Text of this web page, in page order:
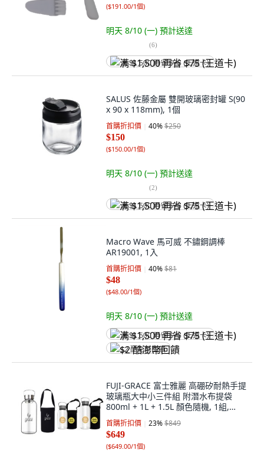
($191.00/1個)
明天 8/10 (一) 預計送達
(6)
满 $1,500 再省 $75 (王道卡)
SALUS 佐藤金屬 雙開玻璃密封罐 S(90
x 90 x 118mm), 1個
首購折扣價 40%$250
$150
($150.00/1個)
明天 8/10 (一) 預計送達
(2)
满 $1,500 再省 $75 (王道卡)
Macro Wave 馬可威 不鏽鋼調棒
AR19001, 1入
首購折扣價 40%$81
$48
($48.00/1個)
明天 8/10 (一) 預計送達
满 $1,500 再省 $75 (王道卡)
$2 酷澎幣回饋
FUJI-GRACE 富士雅麗 高硼矽耐熱手提
玻璃瓶大中小三件組 附潛水布提袋
800ml + 1L + 1.5L 顏色隨機, 1組,
3.3L
首購折扣價 23%$849
$649
($649.00/1個)